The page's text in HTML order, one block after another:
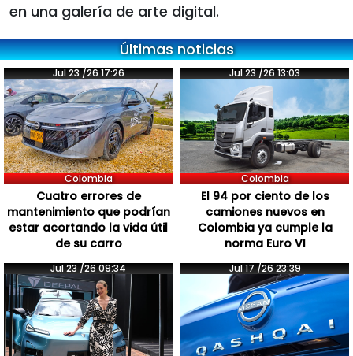
en una galería de arte digital.
Últimas noticias
Jul 23 /26 17:26
Colombia
Cuatro errores de
mantenimiento que podrían
estar acortando la vida útil
de su carro
Jul 23 /26 13:03
Colombia
El 94 por ciento de los
camiones nuevos en
Colombia ya cumple la
norma Euro VI
Jul 23 /26 09:34 Jul 17 /26 23:39